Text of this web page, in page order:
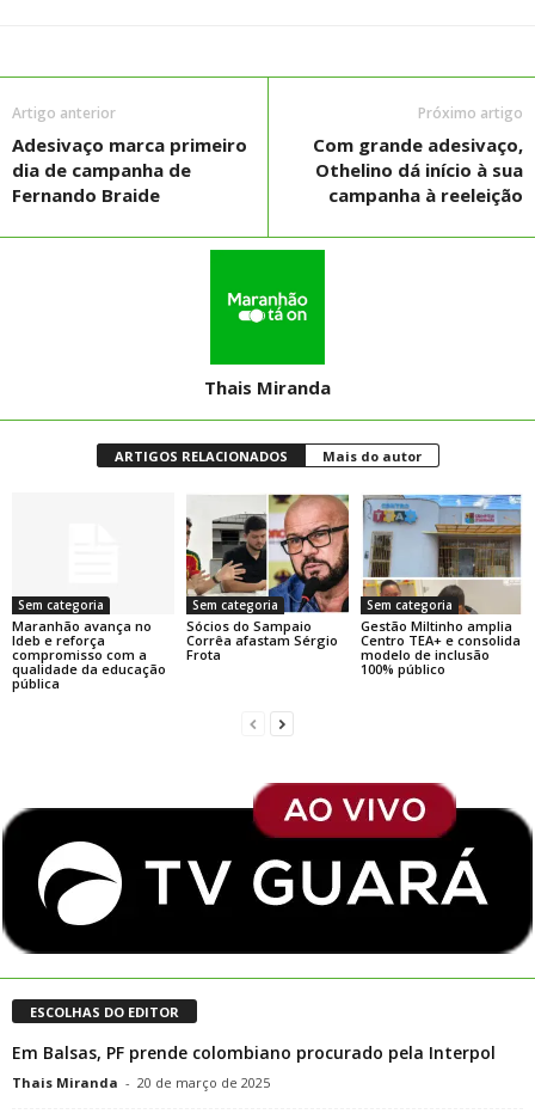
Artigo anterior
Adesivaço marca primeiro
dia de campanha de
Fernando Braide
Próximo artigo
Com grande adesivaço,
Othelino dá início à sua
campanha à reeleição
Thais Miranda
ARTIGOS RELACIONADOS Mais do autor
Sem categoria
Maranhão avança no
Ideb e reforça
compromisso com a
qualidade da educação
pública
Sem categoria
Sócios do Sampaio
Corrêa afastam Sérgio
Frota
Sem categoria
Gestão Miltinho amplia
Centro TEA+ e consolida
modelo de inclusão
100% público
ESCOLHAS DO EDITOR
Em Balsas, PF prende colombiano procurado pela Interpol
Thais Miranda - 20 de março de 2025